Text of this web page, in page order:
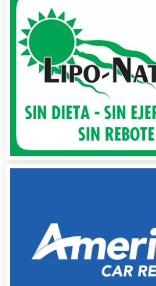
Análisis Clínicos
Análisis de Aguas
Animadores de Eventos
Aparatos y Equipos Eléctricos
Artesanías